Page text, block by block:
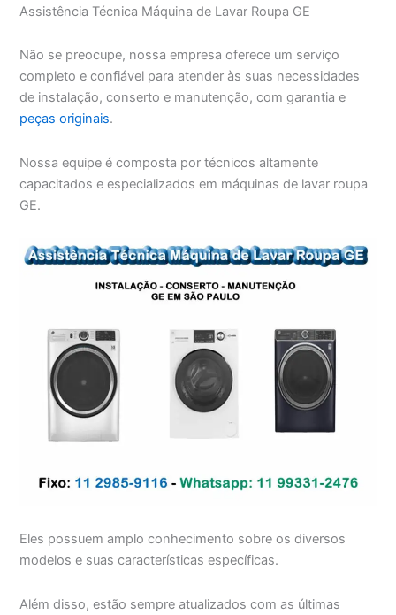
Assistência Técnica Máquina de Lavar Roupa GE
Não se preocupe, nossa empresa oferece um serviço
completo e confiável para atender às suas necessidades
de instalação, conserto e manutenção, com garantia e
peças originais.
Nossa equipe é composta por técnicos altamente
capacitados e especializados em máquinas de lavar roupa
GE.
Eles possuem amplo conhecimento sobre os diversos
modelos e suas características específicas.
Além disso, estão sempre atualizados com as últimas